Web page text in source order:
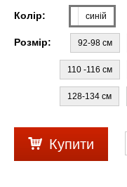
Колір: синій
Розмір: 92-98 см
110 -116 см
128-134 см
Купити